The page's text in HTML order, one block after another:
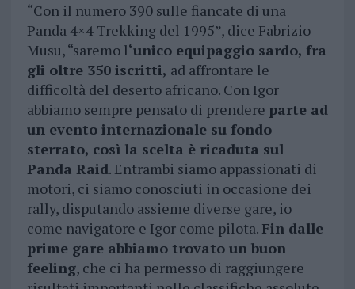
“Con il numero 390 sulle fiancate di una
Panda 4×4 Trekking del 1995”, dice Fabrizio
Musu, “saremo l‘unico equipaggio sardo, fra
gli oltre 350 iscritti, ad affrontare le
difficoltà del deserto africano. Con Igor
abbiamo sempre pensato di prendere parte ad
un evento internazionale su fondo
sterrato, così la scelta è ricaduta sul
Panda Raid. Entrambi siamo appassionati di
motori, ci siamo conosciuti in occasione dei
rally, disputando assieme diverse gare, io
come navigatore e Igor come pilota. Fin dalle
prime gare abbiamo trovato un buon
feeling, che ci ha permesso di raggiungere